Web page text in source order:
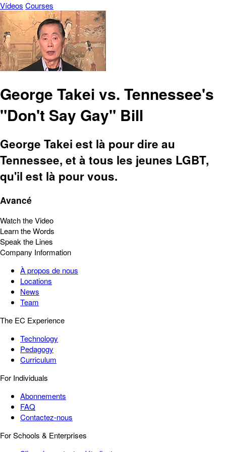
Vídeos Courses
George Takei vs. Tennessee's
"Don't Say Gay" Bill
George Takei est là pour dire au
Tennessee, et à tous les jeunes LGBT,
qu'il est là pour vous.
Avancé
Watch the Video
Learn the Words
Speak the Lines
Company Information
À propos de nous
Locations
News
Team
The EC Experience
Technology
Pedagogy
Curriculum
For Individuals
Abonnements
FAQ
Contactez-nous
For Schools & Enterprises